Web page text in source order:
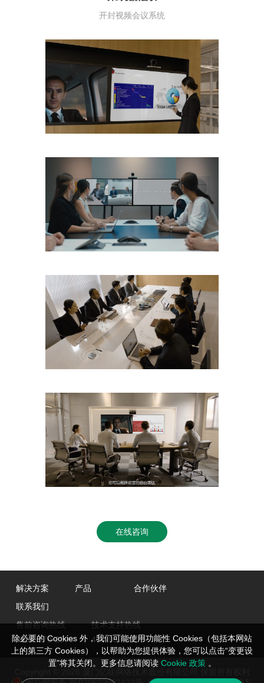
开封视频会议系统
在线咨询
解决方案 产品
合作伙伴
联系我们
售前咨询热线
0592-570-2000
技术支持热线
400-057-0200
除必要的 Cookies 外，我们可能使用功能性 Cookies（包括本网站
上的第三方 Cookies），以帮助为您提供体验，您可以点击“变更设
置”将其关闭。更多信息请阅读 Cookie 政策 。